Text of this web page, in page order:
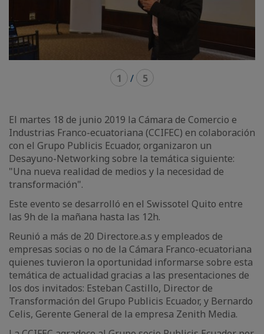
1 / 5
El martes 18 de junio 2019 la Cámara de Comercio e
Industrias Franco-ecuatoriana (CCIFEC) en colaboración
con el Grupo Publicis Ecuador, organizaron un
Desayuno-Networking sobre la temática siguiente:
"Una nueva realidad de medios y la necesidad de
transformación".
Este evento se desarrolló en el Swissotel Quito entre
las 9h de la mañana hasta las 12h.
Reunió a más de 20 Director.e.a.s y empleados de
empresas socias o no de la Cámara Franco-ecuatoriana
quienes tuvieron la oportunidad informarse sobre esta
temática de actualidad gracias a las presentaciones de
los dos invitados: Esteban Castillo, Director de
Transformación del Grupo Publicis Ecuador, y Bernardo
Celis, Gerente General de la empresa Zenith Media.